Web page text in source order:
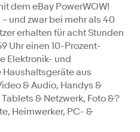
dem eBay PowerWOW!
und zwar bei mehr als 40
erhalten für acht Stunden
Uhr einen 10-Prozent-
Elektronik- und
aus
& Audio, Handys &
& Netzwerk, Foto &?
Heimwerker, PC- &